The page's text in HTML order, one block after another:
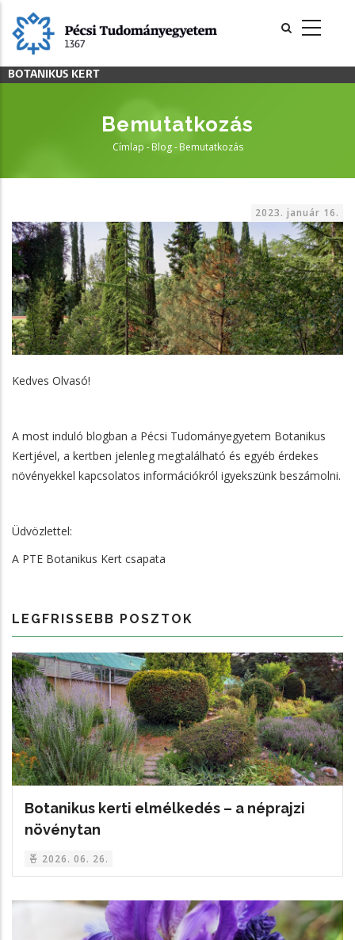
tartalomra
BOTANIKUS KERT
Bemutatkozás
Címlap - Blog - Bemutatkozás
2023. január 16.
Kedves Olvasó!
A most induló blogban a Pécsi Tudományegyetem Botanikus
Kertjével, a kertben jelenleg megtalálható és egyéb érdekes
növényekkel kapcsolatos információkról igyekszünk beszámolni.
Üdvözlettel:
A PTE Botanikus Kert csapata
LEGFRISSEBB POSZTOK
Botanikus kerti elmélkedés – a néprajzi
növénytan
2026. 06. 26.